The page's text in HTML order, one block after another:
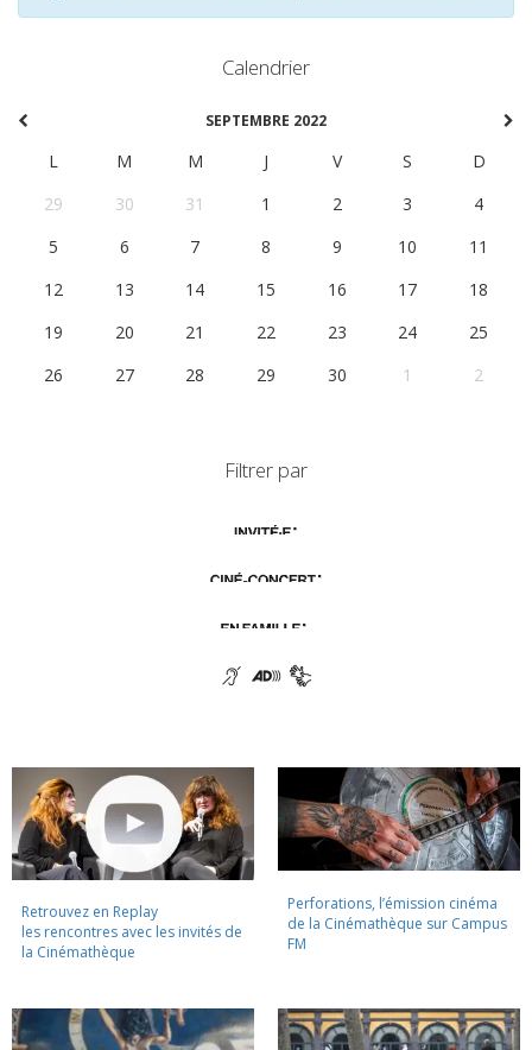
Calendrier
SEPTEMBRE 2022
L M M J V S
D
29
30 31 1 2 3
4
5
6 7 8 9 10
11
12
13 14 15 16 17
18
19
20 21 22 23 24
25
26
27 28 29 30 1 2
Filtrer par
Retrouvez en Replay
les rencontres avec les invités de
la Cinémathèque
Perforations, l’émission cinéma
de la Cinémathèque sur Campus
FM